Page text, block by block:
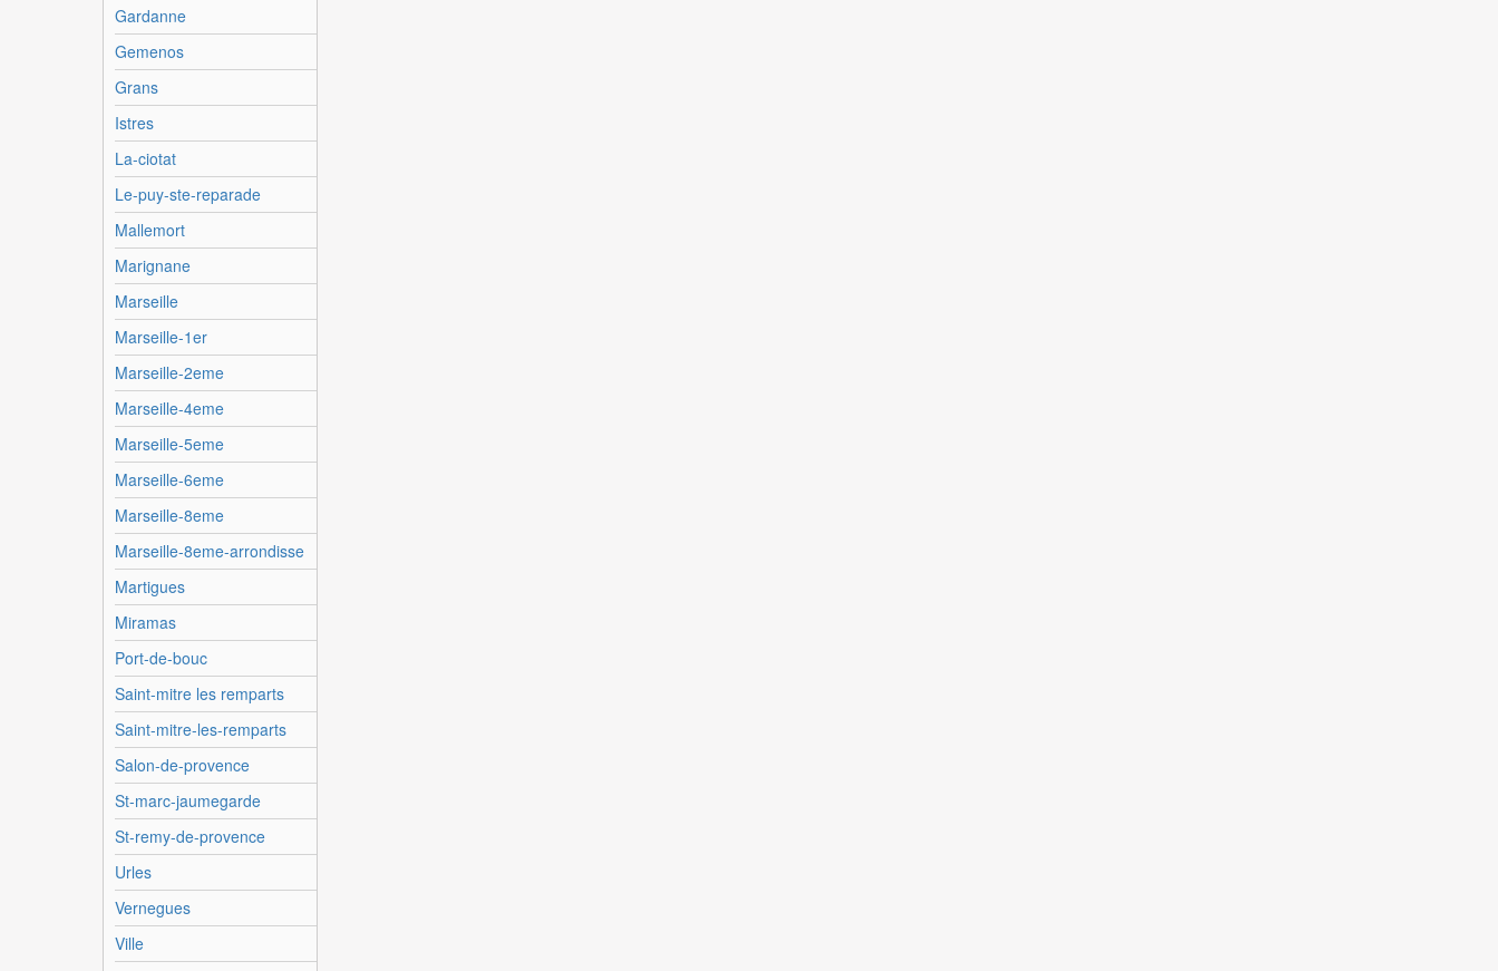
Gardanne
Gemenos
Grans
Istres
La-ciotat
Le-puy-ste-reparade
Mallemort
Marignane
Marseille
Marseille-1er
Marseille-2eme
Marseille-4eme
Marseille-5eme
Marseille-6eme
Marseille-8eme
Marseille-8eme-arrondisse
Martigues
Miramas
Port-de-bouc
Saint-mitre les remparts
Saint-mitre-les-remparts
Salon-de-provence
St-marc-jaumegarde
St-remy-de-provence
Urles
Vernegues
Ville